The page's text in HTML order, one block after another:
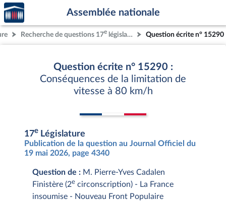
Aller au contenu
Aller en bas de la page
Accèder
à la
page
d'accueil
Assemblée nationale
Recherche de questions 17e législature Question écrite n° 15290
Question écrite n° 15290 :
Conséquences de la limitation de
vitesse à 80 km/h
17e Législature
Publication de la question au Journal Officiel du
19 mai 2026, page 4340
Question de : M. Pierre-Yves Cadalen
Finistère (2e circonscription) - La France
insoumise - Nouveau Front Populaire